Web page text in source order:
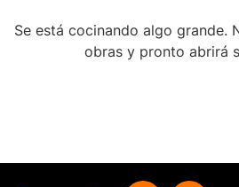
Se está cocinando algo grande.
obras y pronto abrirá